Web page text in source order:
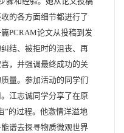
的各方面细节都进行了
PCRAM论文从投稿到发
结、被拒时的沮丧、再
，并强调最终成功的关
量。参加活动的同学们
江志诚同学分享了在原
”的过程。他激情洋溢地
谱去探寻物质微观世界